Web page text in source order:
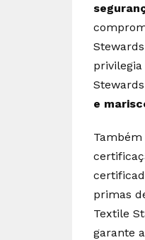
e
primas
Textile
garante